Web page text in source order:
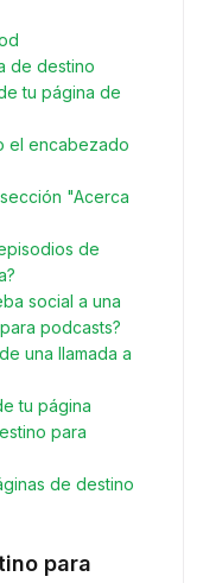
de destino
tu página de
el encabezado
"Acerca
de
social a una
podcasts?
una llamada a
tu página
para
de destino
para